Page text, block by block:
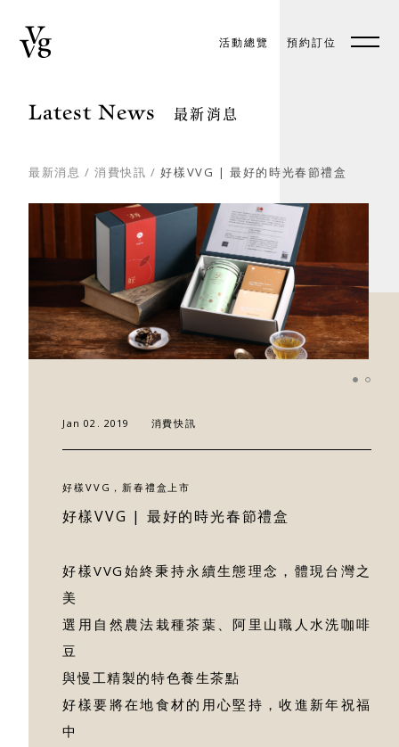
活動總覽 預約訂位
預約訂位 EN
好樣專欄
聯絡我們
Latest News 最新消息
最新消息 /消費快訊 /好樣VVG | 最好的時光春節禮盒
Jan 02. 2019 消費快訊
好樣VVG，新春禮盒上市
好樣VVG | 最好的時光春節禮盒
好樣VVG始終秉持永續生態理念，體現台灣之
美
選用自然農法栽種茶葉、阿里山職人水洗咖啡
豆
與慢工精製的特色養生茶點
好樣要將在地食材的用心堅持，收進新年祝福
中